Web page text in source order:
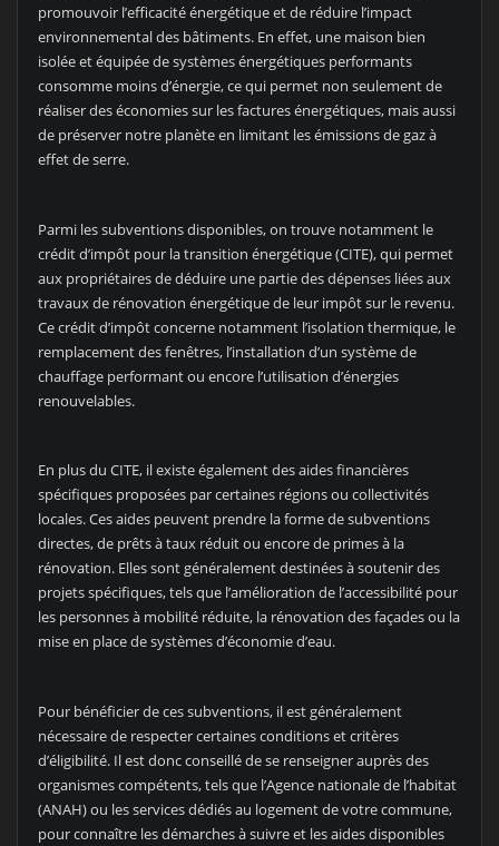
promouvoir l’efficacité énergétique et de réduire l’impact
environnemental des bâtiments. En effet, une maison bien
isolée et équipée de systèmes énergétiques performants
consomme moins d’énergie, ce qui permet non seulement de
réaliser des économies sur les factures énergétiques, mais aussi
de préserver notre planète en limitant les émissions de gaz à
effet de serre.
Parmi les subventions disponibles, on trouve notamment le
crédit d’impôt pour la transition énergétique (CITE), qui permet
aux propriétaires de déduire une partie des dépenses liées aux
travaux de rénovation énergétique de leur impôt sur le revenu.
Ce crédit d’impôt concerne notamment l’isolation thermique, le
remplacement des fenêtres, l’installation d’un système de
chauffage performant ou encore l’utilisation d’énergies
renouvelables.
En plus du CITE, il existe également des aides financières
spécifiques proposées par certaines régions ou collectivités
locales. Ces aides peuvent prendre la forme de subventions
directes, de prêts à taux réduit ou encore de primes à la
rénovation. Elles sont généralement destinées à soutenir des
projets spécifiques, tels que l’amélioration de l’accessibilité pour
les personnes à mobilité réduite, la rénovation des façades ou la
mise en place de systèmes d’économie d’eau.
Pour bénéficier de ces subventions, il est généralement
nécessaire de respecter certaines conditions et critères
d’éligibilité. Il est donc conseillé de se renseigner auprès des
organismes compétents, tels que l’Agence nationale de l’habitat
(ANAH) ou les services dédiés au logement de votre commune,
pour connaître les démarches à suivre et les aides disponibles